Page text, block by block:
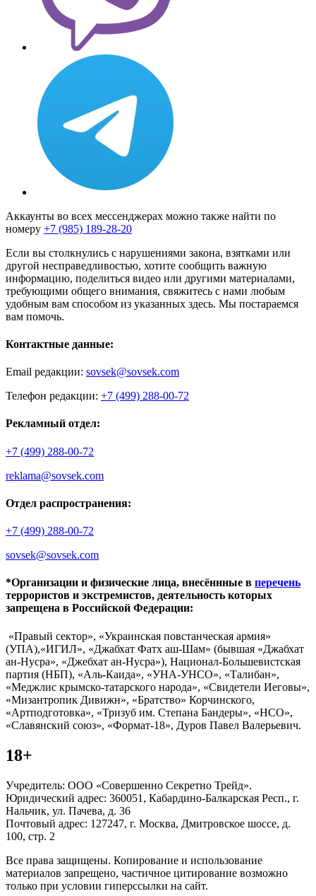
Аккаунты во всех мессенджерах можно также найти по
номеру +7 (985) 189-28-20
Если вы столкнулись с нарушениями закона, взятками или
другой несправедливостью, хотите сообщить важную
информацию, поделиться видео или другими материалами,
требующими общего внимания, свяжитесь с нами любым
удобным вам способом из указанных здесь. Мы постараемся
вам помочь.
Контактные данные:
Email редакции: sovsek@sovsek.com
Телефон редакции: +7 (499) 288-00-72
Рекламный отдел:
+7 (499) 288-00-72
reklama@sovsek.com
Отдел распространения:
+7 (499) 288-00-72
sovsek@sovsek.com
*Организации и физические лица, внесённные в перечень
террористов и экстремистов, деятельность которых
запрещена в Российской Федерации:
«Правый сектор», «Украинская повстанческая армия»
(УПА),«ИГИЛ», «Джабхат Фатх аш-Шам» (бывшая «Джабхат
ан-Нусра», «Джебхат ан-Нусра»), Национал-Большевистская
партия (НБП), «Аль-Каида», «УНА-УНСО», «Талибан»,
«Меджлис крымско-татарского народа», «Свидетели Иеговы»,
«Мизантропик Дивижн», «Братство» Корчинского,
«Артподготовка», «Тризуб им. Степана Бандеры», «НСО»,
«Славянский союз», «Формат-18», Дуров Павел Валерьевич.
18+
Учредитель: ООО «Совершенно Секретно Трейд».
Юридический адрес: 360051, Кабардино-Балкарская Респ., г.
Нальчик, ул. Пачева, д. 36
Почтовый адрес: 127247, г. Москва, Дмитровское шоссе, д.
100, стр. 2
Все права защищены. Копирование и использование
материалов запрещено, частичное цитирование возможно
только при условии гиперссылки на сайт.